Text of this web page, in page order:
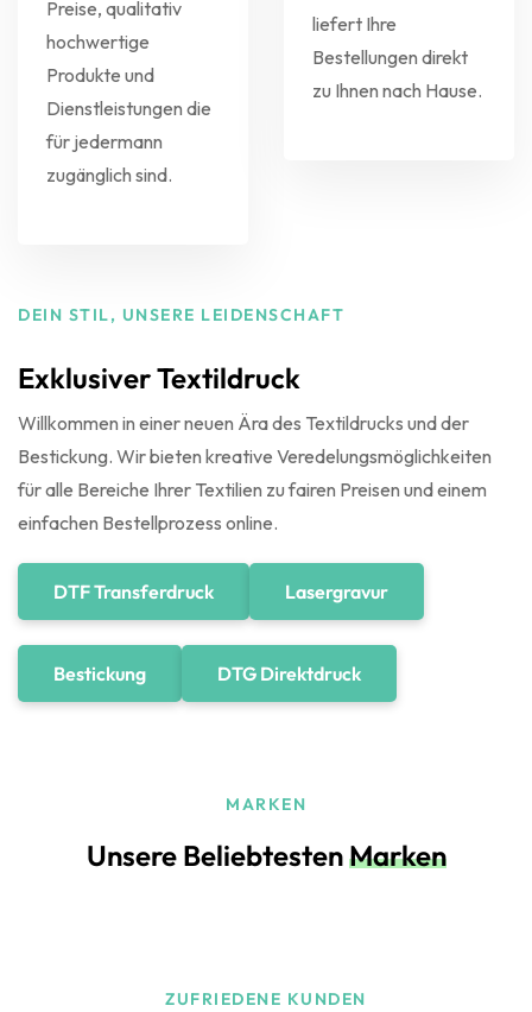
Preise, qualitativ
hochwertige
Produkte und
Dienstleistungen die
für jedermann
zugänglich sind.
liefert Ihre
Bestellungen direkt
zu Ihnen nach Hause.
DEIN STIL, UNSERE LEIDENSCHAFT
Exklusiver Textildruck
Willkommen in einer neuen Ära des Textildrucks und der
Bestickung. Wir bieten kreative Veredelungsmöglichkeiten
für alle Bereiche Ihrer Textilien zu fairen Preisen und einem
einfachen Bestellprozess online.
DTF Transferdruck Lasergravur
Bestickung DTG Direktdruck
MARKEN
Unsere BeliebtestenMarken
ZUFRIEDENE KUNDEN